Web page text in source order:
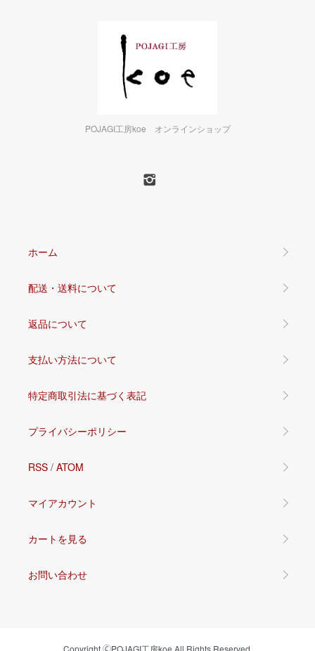
POJAGI工房koe オンラインショップ
ホーム
配送・送料について
返品について
支払い方法について
特定商取引法に基づく表記
プライバシーポリシー
RSS / ATOM
マイアカウント
カートを見る
お問い合わせ
Copyright 🄫POJAGI工房koe All Rights Reserved.